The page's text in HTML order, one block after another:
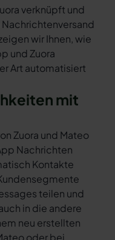
verknüpft und
wir Ihnen, wie
und Zuora
Art automatisiert
mit
Zuora und Mateo
Nachrichten
Kontakte
teilen und
in die andere
neu erstellten
oder bei